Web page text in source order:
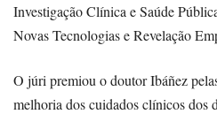
Investigação Clínica e Saúde
Novas Tecnologias e Revelação
O júri premiou o doutor Ibáñez
melhoria dos cuidados clínicos dos